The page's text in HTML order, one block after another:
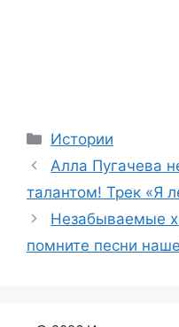
Categories
Истории
Алла Пугачева
талантом! Трек «Я
Незабываемые
помните песни